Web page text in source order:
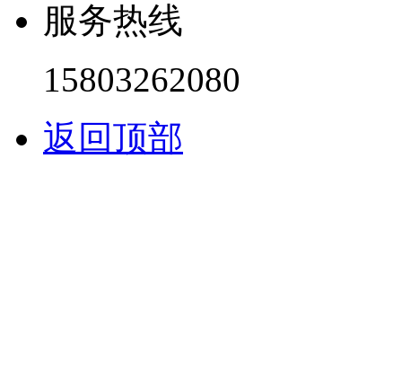
服务热线
15803262080
返回顶部